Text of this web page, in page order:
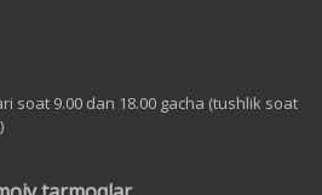
soat 9.00 dan 18.00 gacha (tushlik soat